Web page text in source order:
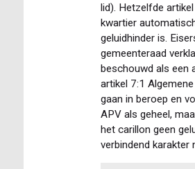
lid). Hetzelfde
kwartier
geluidhinder is.
gemeenteraad
beschouwd als een
artikel 7:1
gaan in beroep en
APV als geheel,
het carillon geen
verbindend karakter